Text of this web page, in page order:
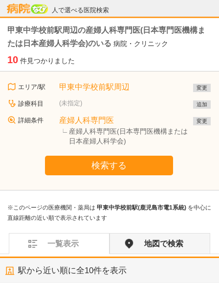
人で選べる医院検索
病院なび
甲東中学校前駅周辺の産婦人科専門医(日本専門医機構ま
たは日本産婦人科学会)のいる 病院・クリニック
10 件見つかりました
エリア/駅 甲東中学校前駅周辺 変更
診療科目 (未指定) 追加
詳細条件 産婦人科専門医
産婦人科専門医(日本専門医機構または
日本産婦人科学会)
変更
検索する
※このページの医療機関・薬局は 甲東中学校前駅(鹿児島市電1系統) を中心に
直線距離の近い順で表示されています
一覧表示 地図で検索
駅から近い順に全10件を表示